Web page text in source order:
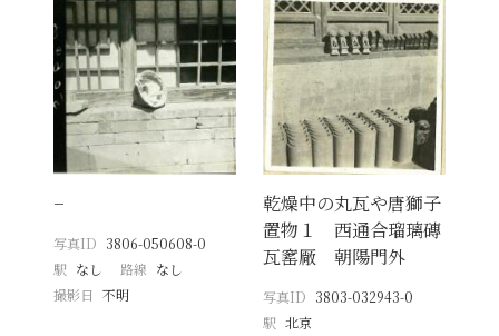
−
写真ID 3806-050608-0
駅 なし 路線 なし
撮影日
不明
乾燥中の丸瓦や唐獅子
置物１ 西通合瑠璃磚
瓦窰厰 朝陽門外
写真ID 3803-032943-0
駅 北京